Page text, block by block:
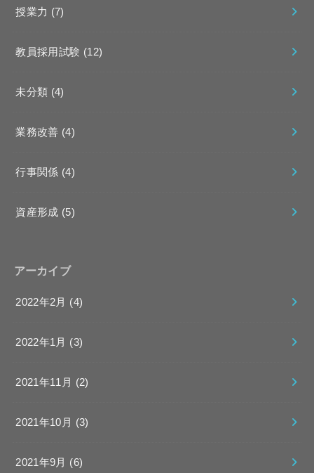
授業力 (7)
教員採用試験 (12)
未分類 (4)
業務改善 (4)
行事関係 (4)
資産形成 (5)
アーカイブ
2022年2月 (4)
2022年1月 (3)
2021年11月 (2)
2021年10月 (3)
2021年9月 (6)